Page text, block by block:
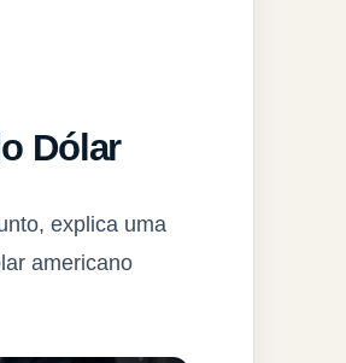
Dólar
explica uma
americano